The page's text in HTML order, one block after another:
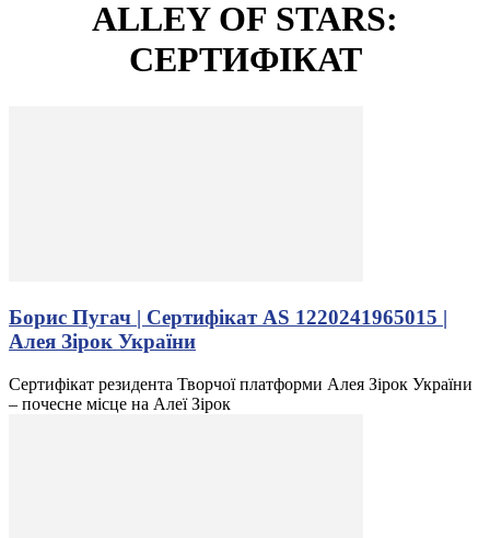
ALLEY OF STARS:
СЕРТИФІКАТ
Борис Пугач | Сертифікат AS 1220241965015 |
Алея Зірок України
Сертифікат резидента Творчої платформи Алея Зірок України
– почесне місце на Алеї Зірок